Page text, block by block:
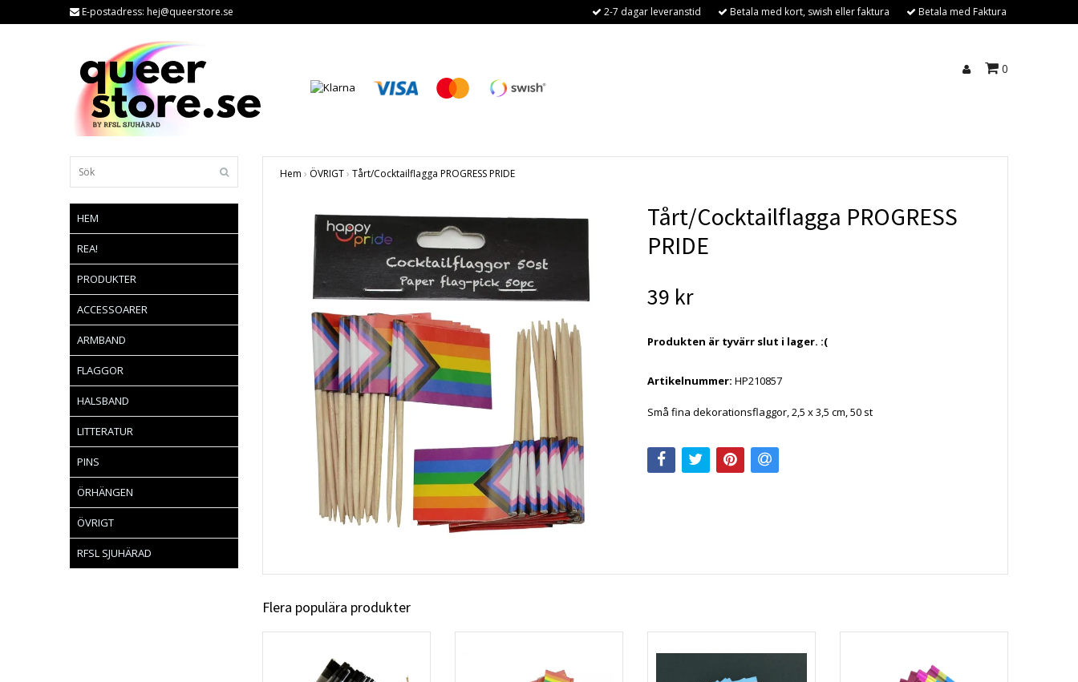
E-postadress: hej@queerstore.se 2-7 dagar leveranstid Betala med kort, swish eller faktura Betala med Faktura
0
HEM
REA!
PRODUKTER
ACCESSOARER
ARMBAND
FLAGGOR
HALSBAND
LITTERATUR
PINS
ÖRHÄNGEN
ÖVRIGT
RFSL SJUHÄRAD
Hem › ÖVRIGT› Tårt/Cocktailflagga PROGRESS PRIDE
Tårt/Cocktailflagga PROGRESS
PRIDE
39 kr
Produkten är tyvärr slut i lager. :(
Artikelnummer: HP210857
Små fina dekorationsflaggor, 2,5 x 3,5 cm, 50 st
Flera populära produkter